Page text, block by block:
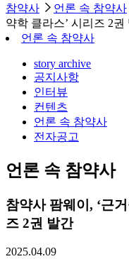
참약사
언론 속 참약사
약학 클라스’ 시리즈 2권
언론 속 참약사
story archive
공지사항
인터뷰
컨텐츠
언론 속 참약사
전자공고
언론 속 참약사
참약사 팜웨이, ‘근
즈 2권 발간
2025.04.09